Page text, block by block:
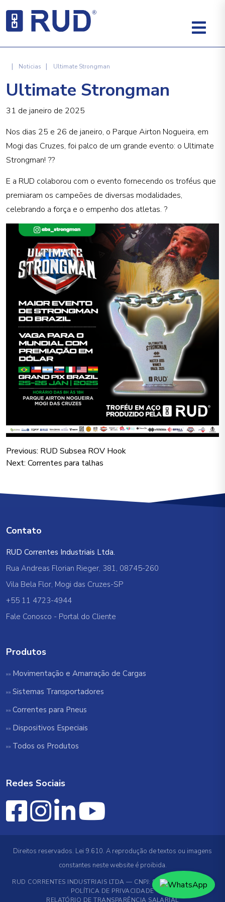
| Noticias | Ultimate Strongman
Ultimate Strongman
31 de janeiro de 2025
Nos dias 25 e 26 de janeiro, o Parque Airton Nogueira, em
Mogi das Cruzes, foi palco de um grande evento: o Ultimate
Strongman! ??
E a RUD colaborou com o evento fornecendo os troféus que
premiaram os campeões de diversas modalidades,
celebrando a força e o empenho dos atletas. ?
Navegação
de
Post
Previous: RUD Subsea ROV Hook
Next: Correntes para talhas
Contato
RUD Correntes Industriais Ltda.
Rua Andreas Florian Rieger, 381, 08745-260
Vila Bela Flor, Mogi das Cruzes-SP
+55 11 4723-4944
Fale Conosco - Portal do Cliente
Produtos
Movimentação e Amarração de Cargas
Sistemas Transportadores
Correntes para Pneus
Dispositivos Especiais
Todos os Produtos
Redes Sociais
Direitos reservados. Lei 9.610. A reprodução de textos ou imagens
constantes neste website é proibida.
RUD CORRENTES INDUSTRIAIS LTDA — CNPJ: 89.519.706/0001-78
POLÍTICA DE PRIVACIDADE
RELATÓRIO DE TRANSPARÊNCIA SALARIAL